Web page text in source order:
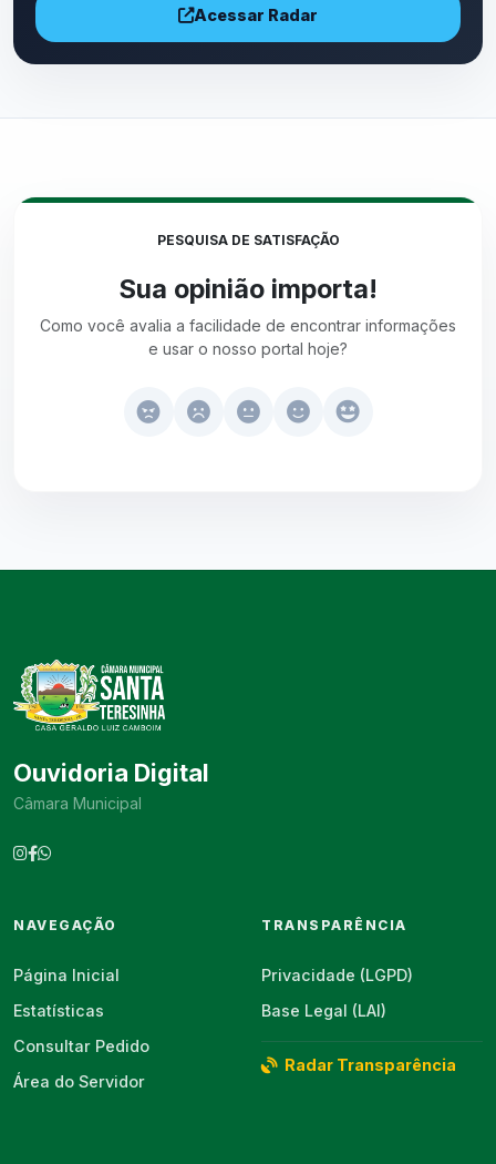
Acessar Radar
PESQUISA DE SATISFAÇÃO
Sua opinião importa!
Como você avalia a facilidade de encontrar informações
e usar o nosso portal hoje?
Ouvidoria Digital
Câmara Municipal
NAVEGAÇÃO
Página Inicial
Estatísticas
Consultar Pedido
Área do Servidor
TRANSPARÊNCIA
Privacidade (LGPD)
Base Legal (LAI)
Radar Transparência